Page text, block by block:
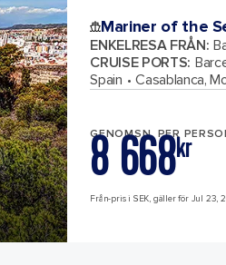
Mariner of the
ENKELRESA FRÅN:
CRUISE PORTS:
Spain
Casablanca,
GENOMSN. PERkr
8 668
Från-pris i SEK, gäller för Jul 23,